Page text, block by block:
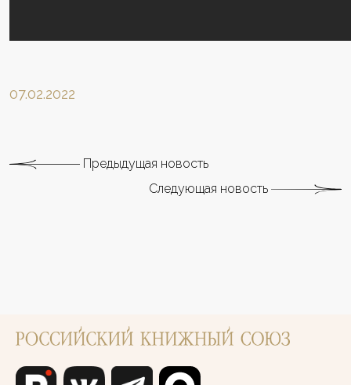
07.02.2022
Предыдущая новость
Следующая новость